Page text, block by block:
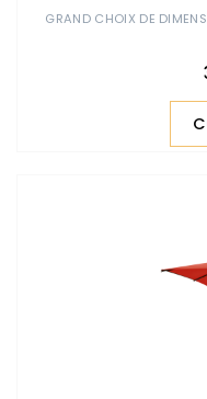
GRAND CHOIX DE